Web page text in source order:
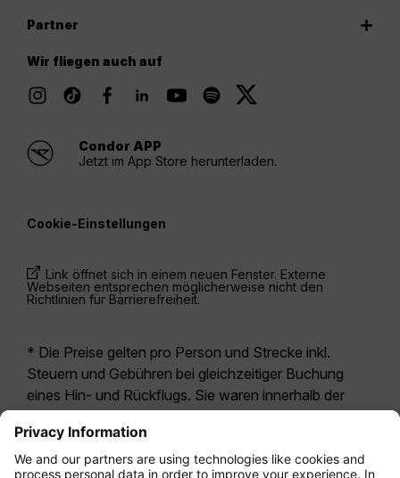
Partner
Wir fliegen auch auf
Condor APP
Jetzt im App Store herunterladen.
Cookie-Einstellungen
Link öffnet sich in einem neuen Fenster. Externe
Webseiten entsprechen möglicherweise nicht den
Richtlinien für Barrierefreiheit.
* Die Preise gelten pro Person und Strecke inkl.
Steuern und Gebühren bei gleichzeitiger Buchung
eines Hin- und Rückflugs. Sie waren innerhalb der
möglicherweise nicht mehr aktuell. Bei den für die
Economy Class angegebenen Tarifen handelt es